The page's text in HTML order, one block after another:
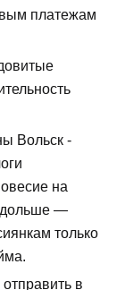
платежам
Вольск -
на
дольше —
только
в